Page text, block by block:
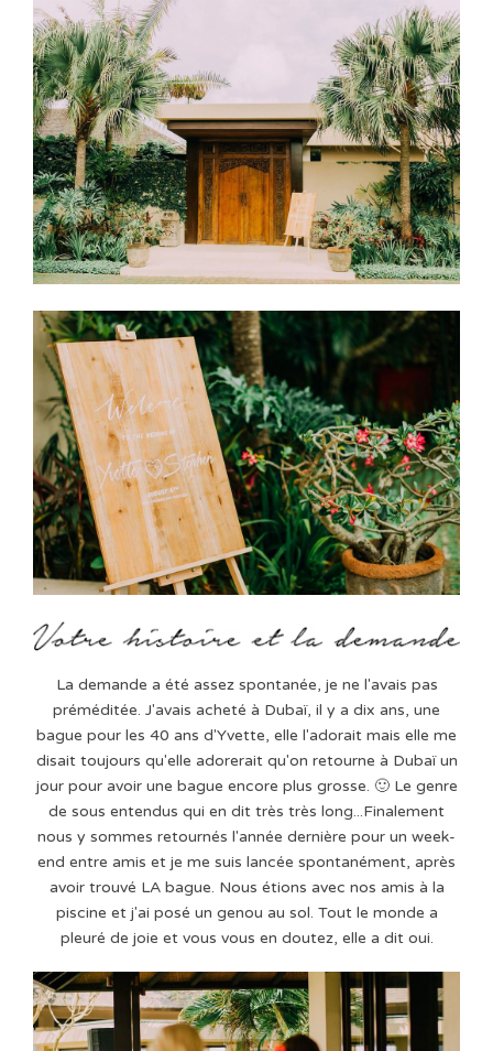
La demande a été assez spontanée, je ne l'avais pas
préméditée. J'avais acheté à Dubaï, il y a dix ans, une
bague pour les 40 ans d'Yvette, elle l'adorait mais elle me
disait toujours qu'elle adorerait qu'on retourne à Dubaï un
jour pour avoir une bague encore plus grosse. 🙂 Le genre
de sous entendus qui en dit très très long...Finalement
nous y sommes retournés l'année dernière pour un week-
end entre amis et je me suis lancée spontanément, après
avoir trouvé LA bague. Nous étions avec nos amis à la
piscine et j'ai posé un genou au sol. Tout le monde a
pleuré de joie et vous vous en doutez, elle a dit oui.